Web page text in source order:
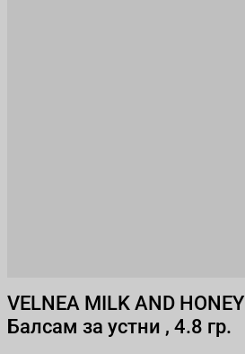
VELNEA MILK AND HONEY
Балсам за устни , 4.8 гр.